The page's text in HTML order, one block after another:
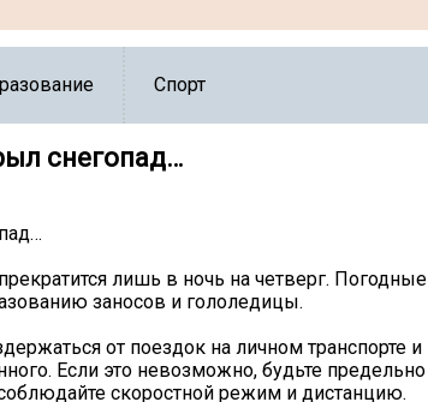
Спорт
снегопад…
лишь в ночь на четверг. Погодные
заносов и гололедицы.
от поездок на личном транспорте и
Если это невозможно, будьте предельно
скоростной режим и дистанцию.